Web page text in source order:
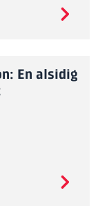
En alsidig